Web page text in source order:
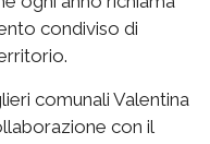
condiviso di
comunali Valentina
con il